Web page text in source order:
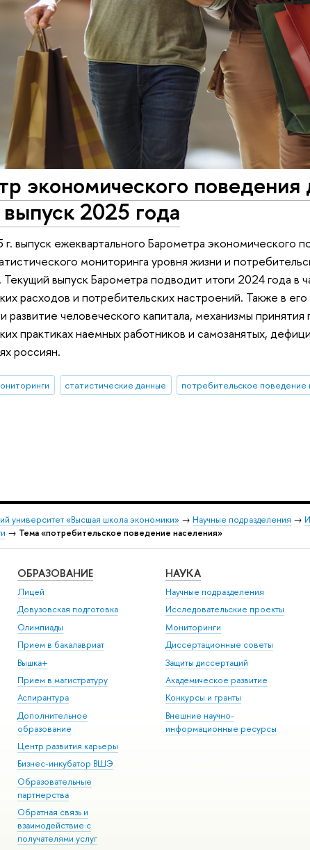
экономического
2025 года
выпуск ежеквартального Барометра экономического
мониторинга уровня жизни и
Текущий выпуск Барометра подводит итоги 2024 года в
расходов и потребительских настроений. Также в
развитие человеческого капитала, механизмы
практиках наемных работников и самозанятых,
россиян.
статистические данные
университет «Высшая школа экономики» → Научные подразделения →
→ Тема «потребительское поведение населения»
ОБРАЗОВАНИЕ
Лицей
Довузовская подготовка
Олимпиады
Прием в бакалавриат
Вышка+
Прием в магистратуру
Аспирантура
Дополнительное
образование
Центр развития карьеры
Бизнес-инкубатор ВШЭ
Образовательные
партнерства
Обратная связь и
взаимодействие с
получателями услуг
НАУКА
Научные подразделения
Исследовательские проекты
Мониторинги
Диссертационные советы
Защиты диссертаций
Академическое развитие
Конкурсы и гранты
Внешние научно-
информационные ресурсы